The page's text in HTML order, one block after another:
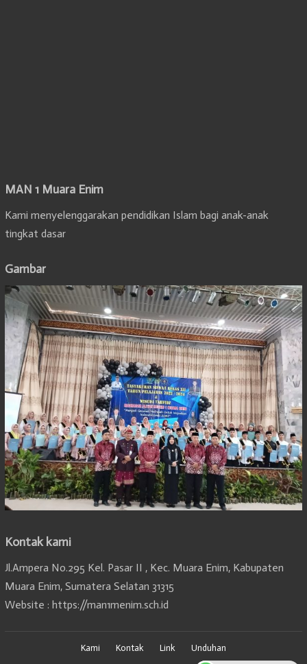
MAN 1 Muara Enim
Kami menyelenggarakan pendidikan Islam bagi anak-anak
tingkat dasar
Gambar
Kontak kami
Jl.Ampera No.295 Kel. Pasar II , Kec. Muara Enim, Kabupaten
Muara Enim, Sumatera Selatan 31315
Website : https://man1menim.sch.id
Kami Kontak Link Unduhan